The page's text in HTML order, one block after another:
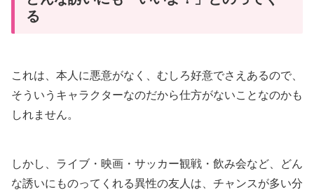
る
これは、本人に悪意がなく、むしろ好意でさえあるので、
そういうキャラクターなのだから仕方がないことなのかも
しれません。
しかし、ライブ・映画・サッカー観戦・飲み会など、どん
な誘いにものってくれる異性の友人は、チャンスが多い分